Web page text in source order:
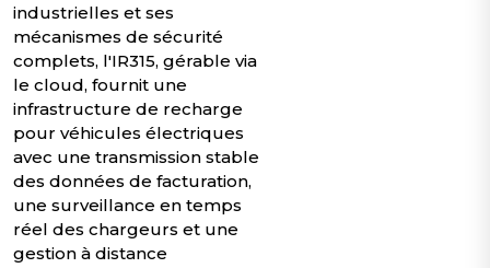
industrielles et ses
mécanismes de sécurité
complets, l'IR315, gérable via
le cloud, fournit une
infrastructure de recharge
pour véhicules électriques
avec une transmission stable
des données de facturation,
une surveillance en temps
réel des chargeurs et une
gestion à distance